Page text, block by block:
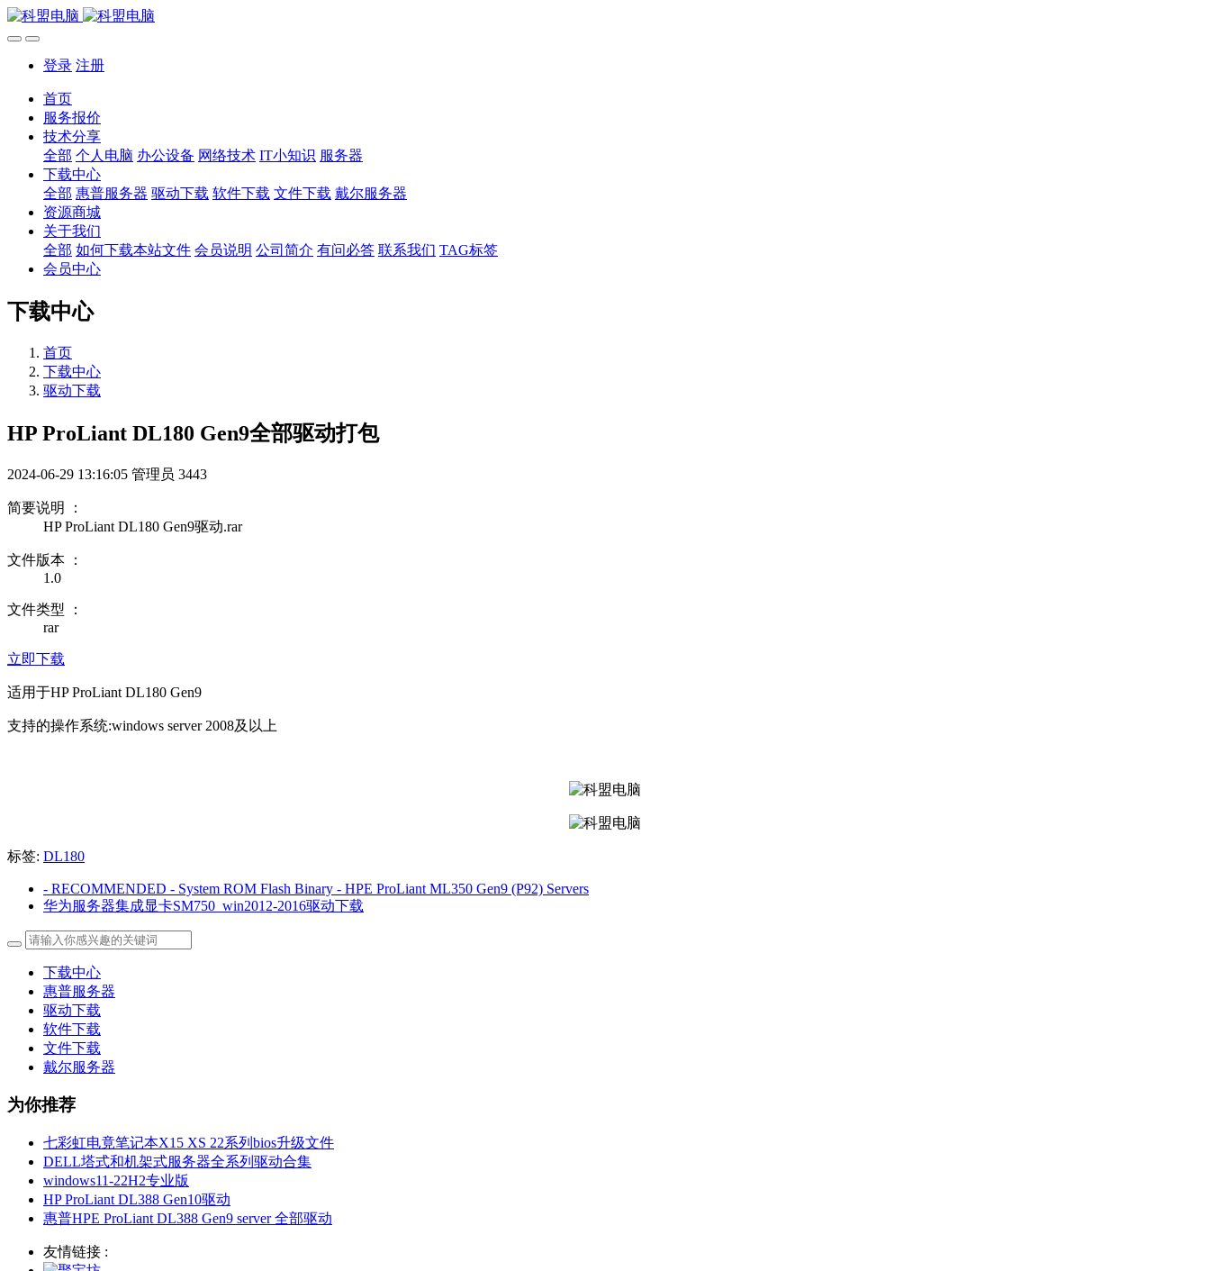
登录 注册
首页
服务报价
技术分享
全部 个人电脑 办公设备 网络技术 IT小知识 服务器
下载中心
全部 惠普服务器 驱动下载 软件下载 文件下载 戴尔服务器
资源商城
关于我们
全部 如何下载本站文件 会员说明 公司简介 有问必答 联系我们 TAG标签
会员中心
下载中心
首页
下载中心
驱动下载
HP ProLiant DL180 Gen9全部驱动打包
2024-06-29 13:16:05 管理员 3443
简要说明 ：
HP ProLiant DL180 Gen9驱动.rar
文件版本 ：
1.0
文件类型 ：
rar
立即下载
适用于HP ProLiant DL180 Gen9
支持的操作系统:windows server 2008及以上
标签: DL180
- RECOMMENDED - System ROM Flash Binary - HPE ProLiant ML350 Gen9 (P92) Servers
华为服务器集成显卡SM750_win2012-2016驱动下载
下载中心
惠普服务器
驱动下载
软件下载
文件下载
戴尔服务器
为你推荐
七彩虹电竟笔记本X15 XS 22系列bios升级文件
DELL塔式和机架式服务器全系列驱动合集
windows11-22H2专业版
HP ProLiant DL388 Gen10驱动
惠普HPE ProLiant DL388 Gen9 server 全部驱动
友情链接 :